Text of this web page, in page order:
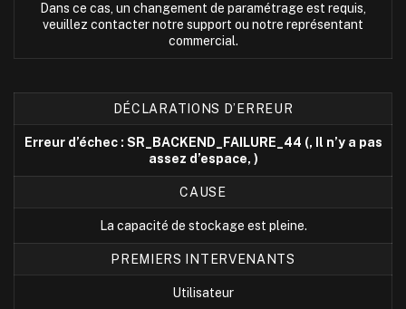
Dans ce cas, un changement de paramétrage est requis,
veuillez contacter notre support ou notre représentant
commercial.
DÉCLARATIONS D’ERREUR
Erreur d’échec : SR_BACKEND_FAILURE_44 (, Il n’y a pas
assez d’espace, )
CAUSE
La capacité de stockage est pleine.
PREMIERS INTERVENANTS
Utilisateur